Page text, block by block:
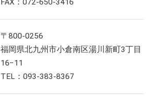
FAX：072-650-3416
〒800-0256
福岡県北九州市小倉南区湯川新町3丁目
16−11
TEL：093-383-8367